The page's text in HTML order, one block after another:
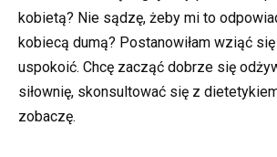
kobietą? Nie sądzę, żeby mi to
kobiecą dumą? Postanowiłam wziąć
uspokoić. Chcę zacząć dobrze się
siłownię, skonsultować się z
zobaczę.